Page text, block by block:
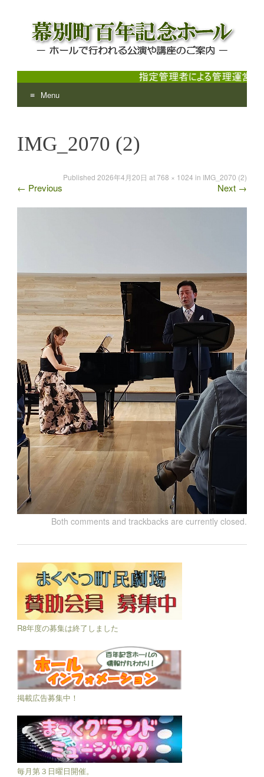
幕別町百年記念ホール
ホールで行われる公演や講座のご案内
Menu
content
IMG_2070 (2)
Published 2026年4月20日 at768 × 1024 in IMG_2070 (2)
← Previous Next →
Both comments and trackbacks are currently closed.
R8年度の募集は終了しました
掲載広告募集中！
毎月第３日曜日開催。